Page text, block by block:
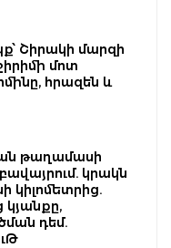
Շիրակի մարզի
մոտ
հրազեն և
թաղամասի
կրակն
կիլոմետրից.
կյանքը,
դեմ.